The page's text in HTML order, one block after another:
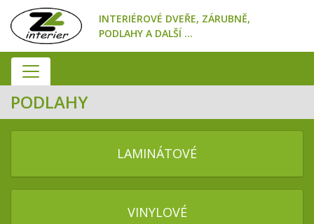
INTERIÉROVÉ DVEŘE, ZÁRUBNĚ,
PODLAHY A DALŠÍ ...
PODLAHY
LAMINÁTOVÉ
VINYLOVÉ